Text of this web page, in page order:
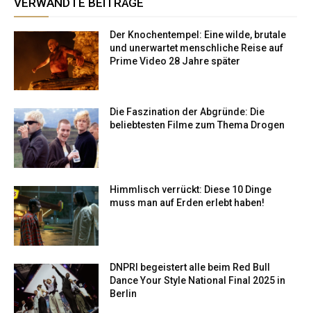
Der Knochentempel: Eine wilde, brutale
und unerwartet menschliche Reise auf
Prime Video 28 Jahre später
Die Faszination der Abgründe: Die
beliebtesten Filme zum Thema Drogen
Himmlisch verrückt: Diese 10 Dinge
muss man auf Erden erlebt haben!
DNPRI begeistert alle beim Red Bull
Dance Your Style National Final 2025 in
Berlin